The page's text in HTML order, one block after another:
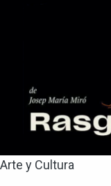
Arte y Cultura